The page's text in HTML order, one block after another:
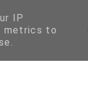
IP
metrics to